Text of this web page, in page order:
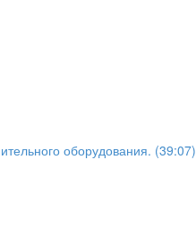
оборудования. (39:07)